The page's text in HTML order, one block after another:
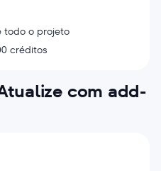
todo o projeto
créditos
com add-